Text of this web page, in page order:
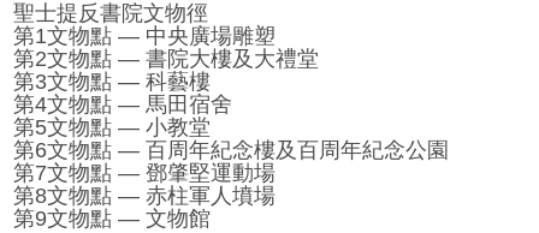
聖士提反書院文物徑
第1文物點 — 中央廣場雕塑
第2文物點 — 書院大樓及大禮堂
第3文物點 — 科藝樓
第4文物點 — 馬田宿舍
第5文物點 — 小教堂
第6文物點 — 百周年紀念樓及百周年紀念公園
第7文物點 — 鄧肇堅運動場
第8文物點 — 赤柱軍人墳場
第9文物點 — 文物館